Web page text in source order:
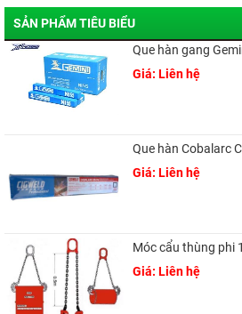
SẢN PHẨM TIÊU BIỂU
Que hàn gang
Giá: Liên hệ
Que hàn Cobalarc
Giá: Liên hệ
Móc cẩu thùng phi
Giá: Liên hệ